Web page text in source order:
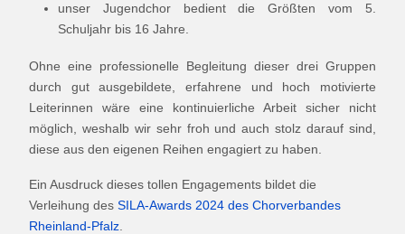
unser Jugendchor bedient die Größten vom 5.
Schuljahr bis 16 Jahre.
Ohne eine professionelle Begleitung dieser drei Gruppen
durch gut ausgebildete, erfahrene und hoch motivierte
Leiterinnen wäre eine kontinuierliche Arbeit sicher nicht
möglich, weshalb wir sehr froh und auch stolz darauf sind,
diese aus den eigenen Reihen engagiert zu haben.
Ein Ausdruck dieses tollen Engagements bildet die
Verleihung des SILA-Awards 2024 des Chorverbandes
Rheinland-Pfalz